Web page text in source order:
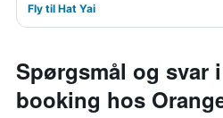
Fly til Hat Yai
Spørgsmål og svar
booking hos